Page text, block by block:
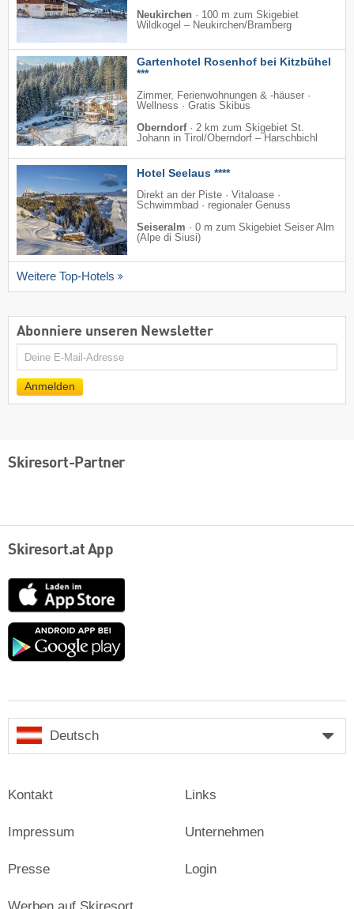
Neukirchen · 100 m zum Skigebiet
Wildkogel – Neukirchen/​Bramberg
Gartenhotel Rosenhof bei Kitzbühel
***
Zimmer, Ferienwohnungen & -häuser ·
Wellness · Gratis Skibus
Oberndorf · 2 km zum Skigebiet St.
Johann in Tirol/​Oberndorf – Harschbichl
Hotel Seelaus ****
Direkt an der Piste · Vitaloase ·
Schwimmbad · regionaler Genuss
Seiseralm · 0 m zum Skigebiet Seiser Alm
(Alpe di Siusi)
Weitere Top-Hotels
Abonniere unseren Newsletter
E-
Mail
Anmelden
Skiresort-Partner
Skiresort.at App
App
Store
Google
Deutsch
Kontakt
Impressum
Presse
Links
Unternehmen
Login